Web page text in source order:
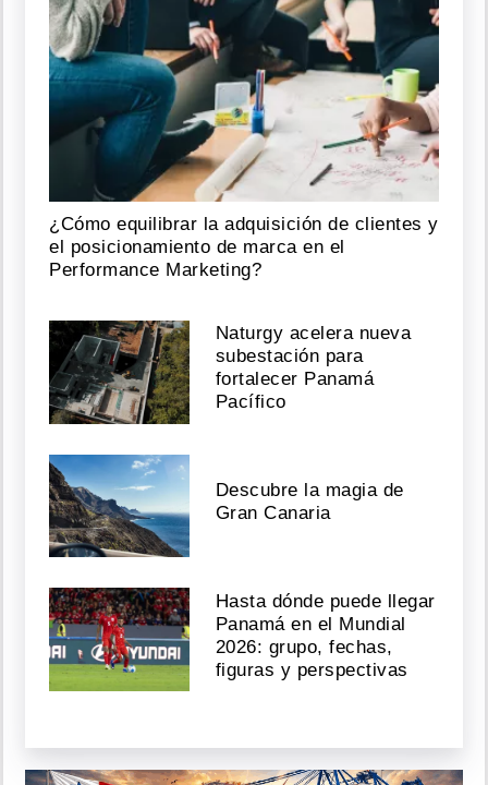
¿Cómo equilibrar la adquisición de clientes y
el posicionamiento de marca en el
Performance Marketing?
Naturgy acelera nueva
subestación para
fortalecer Panamá
Pacífico
Descubre la magia de
Gran Canaria
Hasta dónde puede llegar
Panamá en el Mundial
2026: grupo, fechas,
figuras y perspectivas